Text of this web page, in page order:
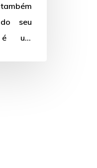
seu
é um